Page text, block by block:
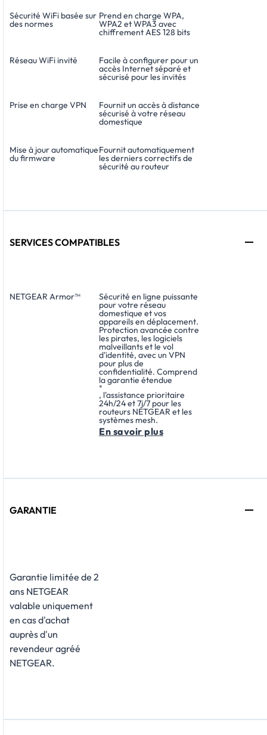
Sécurité WiFi basée sur
des normes
Prend en charge WPA,
WPA2 et WPA3 avec
chiffrement AES 128 bits
Réseau WiFi invité Facile à configurer pour un
accès Internet séparé et
sécurisé pour les invités
Prise en charge VPN Fournit un accès à distance
sécurisé à votre réseau
domestique
Mise à jour automatique
du firmware
Fournit automatiquement
les derniers correctifs de
sécurité au routeur
SERVICES COMPATIBLES
NETGEAR Armor™ Sécurité en ligne puissante
pour votre réseau
domestique et vos
appareils en déplacement.
Protection avancée contre
les pirates, les logiciels
malveillants et le vol
d'identité, avec un VPN
pour plus de
confidentialité. Comprend
la garantie étendue
*
, l'assistance prioritaire
24h/24 et 7j/7 pour les
routeurs NETGEAR et les
systèmes mesh.
En savoir plus
GARANTIE
Garantie limitée de 2
ans NETGEAR
valable uniquement
en cas d'achat
auprès d'un
revendeur agréé
NETGEAR.